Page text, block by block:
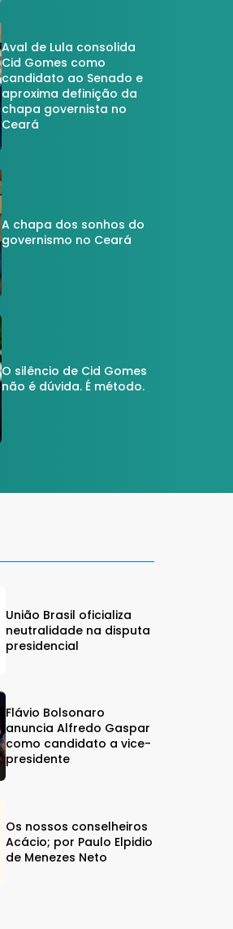
Aval de Lula consolida
Cid Gomes como
candidato ao Senado e
aproxima definição da
chapa governista no
Ceará
A chapa dos sonhos do
governismo no Ceará
O silêncio de Cid Gomes
não é dúvida. É método.
União Brasil oficializa
neutralidade na disputa
presidencial
Flávio Bolsonaro
anuncia Alfredo Gaspar
como candidato a vice-
presidente
Os nossos conselheiros
Acácio; por Paulo Elpidio
de Menezes Neto